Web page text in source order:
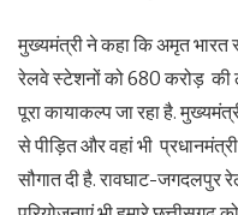
मुख्यमंत्री ने कहा कि अमृत
रेलवे स्टेशनों को 680 करोड़ की
पूरा कायाकल्प जा रहा है.
से पीड़ित और वहां भी
सौगात दी है. रावघाट-जगदलपुर